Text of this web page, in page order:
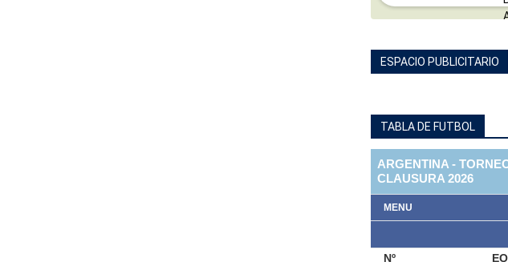
ESPACIO PUBLICITARIO
TABLA DE FUTBOL